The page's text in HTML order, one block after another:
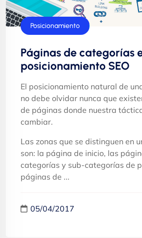
Posicionamiento
Páginas de categorías
posicionamiento SEO
El posicionamiento natural de
no debe olvidar nunca que
de páginas donde nuestra
cambiar.
Las zonas que se distinguen en
son: la página de inicio, las
categorías y sub-categorías de
páginas de ...
05/04/2017